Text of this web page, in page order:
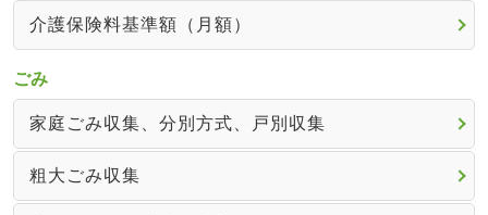
介護保険料基準額（月額）
ごみ
家庭ごみ収集、分別方式、戸別収集
粗大ごみ収集